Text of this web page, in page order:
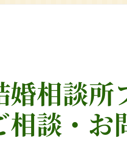
婚相談所
相談・お